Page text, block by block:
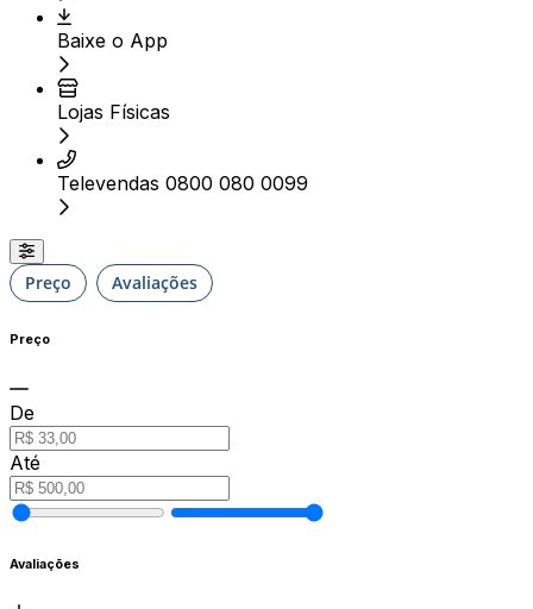
Baixe o App
Lojas Físicas
Televendas 0800 080 0099
Preço Avaliações
Preço
De
Até
Avaliações